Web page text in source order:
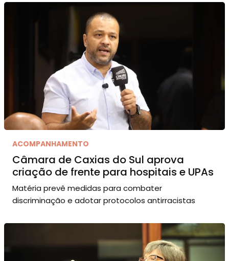
ACOMPANHAMENTO
Câmara de Caxias do Sul aprova
criação de frente para hospitais e UPAs
Matéria prevê medidas para combater
discriminação e adotar protocolos antirracistas